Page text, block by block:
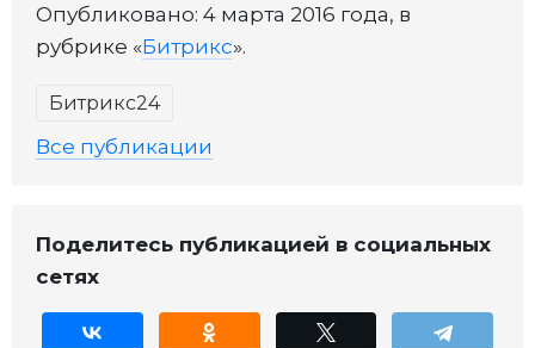
Опубликовано: 4 марта 2016 года, в
рубрике «Битрикс».
Битрикс24
Все публикации
Поделитесь публикацией в социальных
сетях